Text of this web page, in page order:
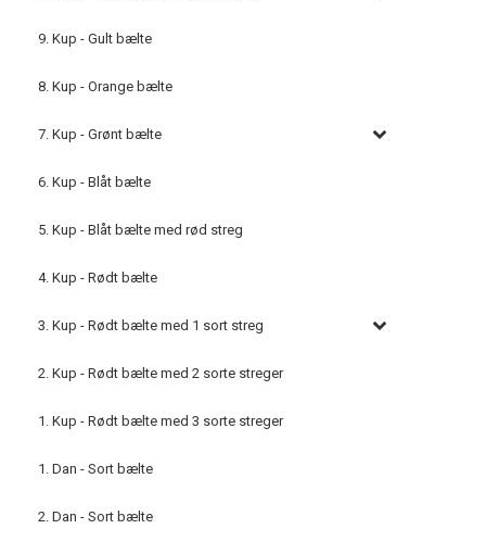
9. Kup - Gult bælte
8. Kup - Orange bælte
7. Kup - Grønt bælte
6. Kup - Blåt bælte
5. Kup - Blåt bælte med rød streg
4. Kup - Rødt bælte
3. Kup - Rødt bælte med 1 sort streg
2. Kup - Rødt bælte med 2 sorte streger
1. Kup - Rødt bælte med 3 sorte streger
1. Dan - Sort bælte
2. Dan - Sort bælte